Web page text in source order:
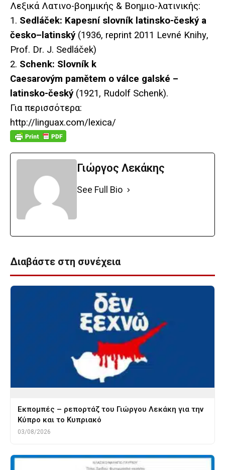
Λεξικά Λατινο-βοημικής & Βοημιο-λατινικής:
1. Sedl áček: Kapesní slovník latinsko-český a
česko– latinský(1936, reprint 2011 Levné Knihy,
Prof. Dr. J. Sedl áček)
2. Schenk: Slovník k
Caesarovým pamětem o válce galské –
latinsko-český(1921, Rudolf Schenk).
Για περισσότερα:
http://linguax.com/lexica/
Γιώργος Λεκάκης
See Full Bio
Διαβάστε στη συνέχεια
Εκπομπές – ρεπορτάζ του Γιώργου Λεκάκη για την
Κύπρο και το Κυπριακό
03/08/2026